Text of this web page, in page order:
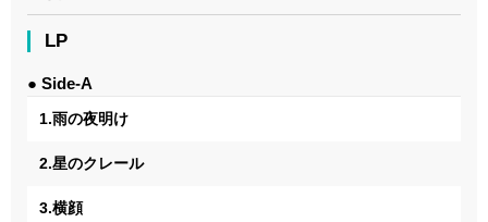
LP
● Side-A
1.雨の夜明け
2.星のクレール
3.横顔